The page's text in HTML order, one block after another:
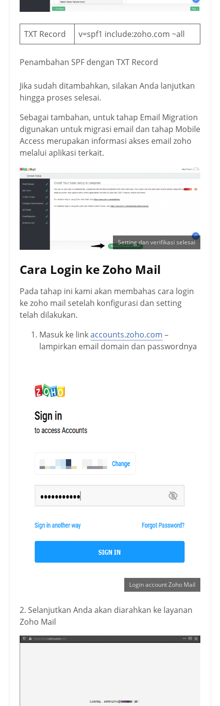
TXT Record v=spf1 include:zoho.com ~all
Penambahan SPF dengan TXT Record
Jika sudah ditambahkan, silakan Anda lanjutkan
hingga proses selesai.
Sebagai tambahan, untuk tahap Email Migration
digunakan untuk migrasi email dan tahap Mobile
Access merupakan informasi akses email zoho
melalui aplikasi terkait.
Setting dan verifikasi selesai
Cara Login ke Zoho Mail
Pada tahap ini kami akan membahas cara login
ke zoho mail setelah konfigurasi dan setting
telah dilakukan.
Masuk ke linkaccounts.zoho.com –
lampirkan email domain dan passwordnya
Login account Zoho Mail
2. Selanjutkan Anda akan diarahkan ke layanan
Zoho Mail